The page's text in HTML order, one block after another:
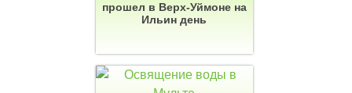
прошел в Верх-Уймоне на
Ильин день